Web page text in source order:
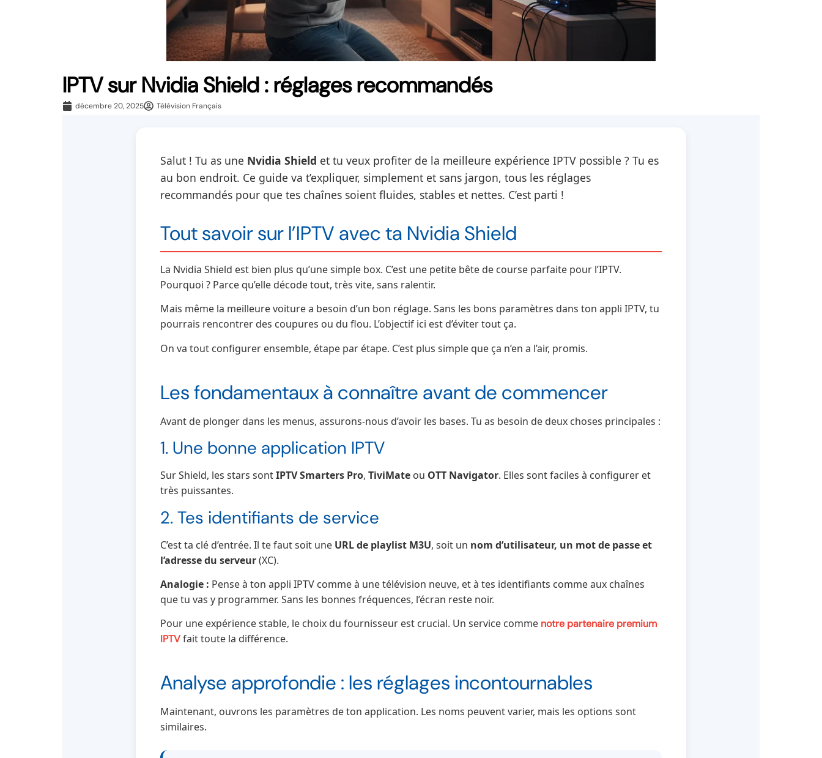
IPTV sur Nvidia Shield : réglages recommandés
décembre 20, 2025 Télévision Français
Salut ! Tu as une Nvidia Shield et tu veux profiter de la meilleure expérience IPTV possible ? Tu es
au bon endroit. Ce guide va t’expliquer, simplement et sans jargon, tous les réglages
recommandés pour que tes chaînes soient fluides, stables et nettes. C’est parti !
Tout savoir sur l’IPTV avec ta Nvidia Shield
La Nvidia Shield est bien plus qu’une simple box. C’est une petite bête de course parfaite pour l’IPTV.
Pourquoi ? Parce qu’elle décode tout, très vite, sans ralentir.
Mais même la meilleure voiture a besoin d’un bon réglage. Sans les bons paramètres dans ton appli IPTV, tu
pourrais rencontrer des coupures ou du flou. L’objectif ici est d’éviter tout ça.
On va tout configurer ensemble, étape par étape. C’est plus simple que ça n’en a l’air, promis.
Les fondamentaux à connaître avant de commencer
Avant de plonger dans les menus, assurons-nous d’avoir les bases. Tu as besoin de deux choses principales :
1. Une bonne application IPTV
Sur Shield, les stars sontIPTV Smarters Pro, TiviMate ou OTT Navigator. Elles sont faciles à configurer et
très puissantes.
2. Tes identifiants de service
C’est ta clé d’entrée. Il te faut soit une URL de playlist M3U, soit un nom d’utilisateur, un mot de passe et
l’adresse du serveur(XC).
Analogie : Pense à ton appli IPTV comme à une télévision neuve, et à tes identifiants comme aux chaînes
que tu vas y programmer. Sans les bonnes fréquences, l’écran reste noir.
Pour une expérience stable, le choix du fournisseur est crucial. Un service comme notre partenaire premium
IPTVfait toute la différence.
Analyse approfondie : les réglages incontournables
Maintenant, ouvrons les paramètres de ton application. Les noms peuvent varier, mais les options sont
similaires.